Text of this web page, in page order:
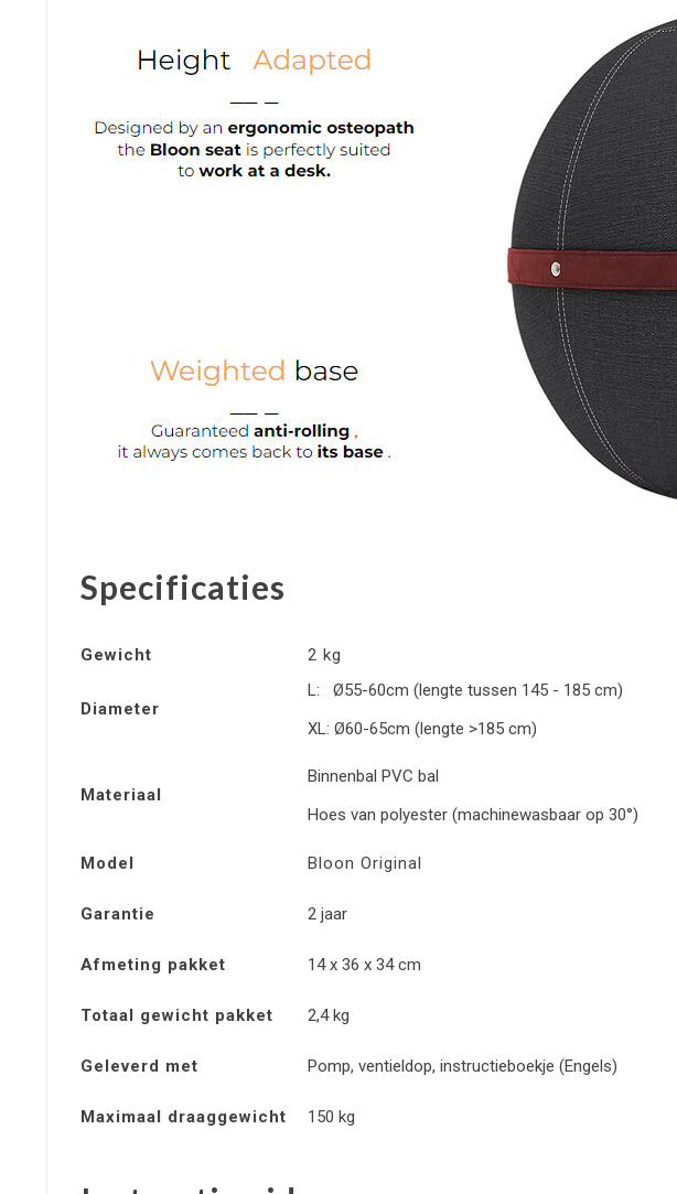
Specificaties
Gewicht 2 kg
Diameter
L: Ø55-60cm (lengte tussen 145 - 185 cm)
XL: Ø60-65cm (lengte >185 cm)
Materiaal
Binnenbal PVC bal
Hoes van polyester (machinewasbaar op 30°)
Model Bloon Original
Garantie 2 jaar
Afmeting pakket 14 x 36 x 34 cm
Totaal gewicht pakket 2,4 kg
Geleverd met Pomp, ventieldop, instructieboekje (Engels)
Maximaal draaggewicht 150 kg